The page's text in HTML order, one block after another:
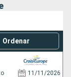
Ordenar
11/11/2026